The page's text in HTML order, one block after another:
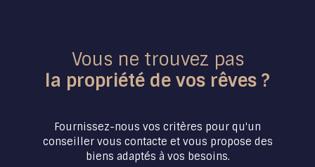
Vous ne trouvez pas
la propriété de vos rêves ?
Fournissez-nous vos critères pour qu'un
conseiller vous contacte et vous propose des
biens adaptés à vos besoins.